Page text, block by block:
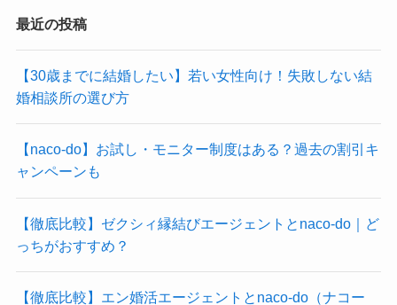
最近の投稿
【30歳までに結婚したい】若い女性向け！失敗しない結
婚相談所の選び方
【naco-do】お試し・モニター制度はある？過去の割引キ
ャンペーンも
【徹底比較】ゼクシィ縁結びエージェントとnaco-do｜ど
っちがおすすめ？
【徹底比較】エン婚活エージェントとnaco-do（ナコー